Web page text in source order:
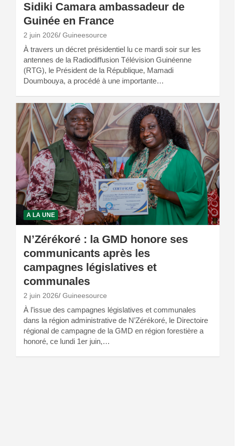
Sidiki Camara ambassadeur de
Guinée en France
2 juin 2026 Guineesource
À travers un décret présidentiel lu ce mardi soir sur les
antennes de la Radiodiffusion Télévision Guinéenne
(RTG), le Président de la République, Mamadi
Doumbouya, a procédé à une importante…
A LA UNE
N’Zérékoré : la GMD honore ses
communicants après les
campagnes législatives et
communales
2 juin 2026 Guineesource
À l’issue des campagnes législatives et communales
dans la région administrative de N’Zérékoré, le Directoire
régional de campagne de la GMD en région forestière a
honoré, ce lundi 1er juin,…